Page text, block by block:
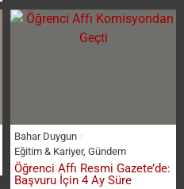
Bahar Duygun
Eğitim & Kariyer, Gündem
Öğrenci Affı Resmi Gazete’de:
Başvuru İçin 4 Ay Süre